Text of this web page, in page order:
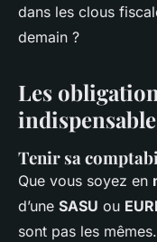
dans les clous
demain ?
Les
Tenir sa
Que vous soyez en
d’une SASU ou
sont pas les